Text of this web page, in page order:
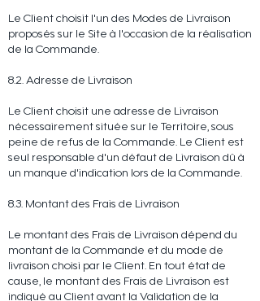
Le Client choisit l'un des Modes de Livraison
proposés sur le Site à l'occasion de la réalisation
de la Commande.
8.2. Adresse de Livraison
Le Client choisit une adresse de Livraison
nécessairement située sur le Territoire, sous
peine de refus de la Commande. Le Client est
seul responsable d'un défaut de Livraison dû à
un manque d'indication lors de la Commande.
8.3. Montant des Frais de Livraison
Le montant des Frais de Livraison dépend du
montant de la Commande et du mode de
livraison choisi par le Client. En tout état de
cause, le montant des Frais de Livraison est
indiqué au Client avant la Validation de la